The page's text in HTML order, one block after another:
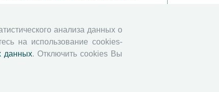
Социальное пространство
Юный экономист
анализа данных о
на использование cookies-
данных. Отключить cookies Вы